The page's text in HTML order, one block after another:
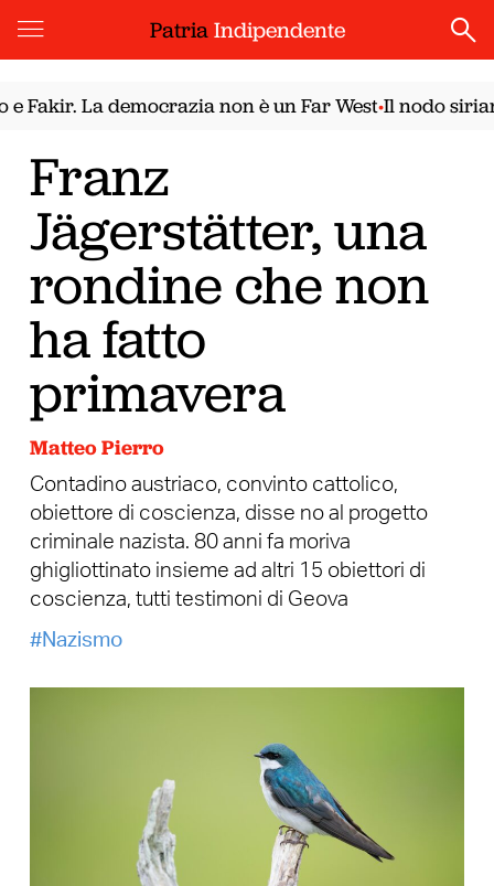
PatriaIndipendente
La democrazia non è un Far West•Il nodo siriano. Il
Franz
Jägerstätter, una
rondine che non
ha fatto
primavera
Matteo Pierro
Contadino austriaco, convinto cattolico,
obiettore di coscienza, disse no al progetto
criminale nazista. 80 anni fa moriva
ghigliottinato insieme ad altri 15 obiettori di
coscienza, tutti testimoni di Geova
Nazismo